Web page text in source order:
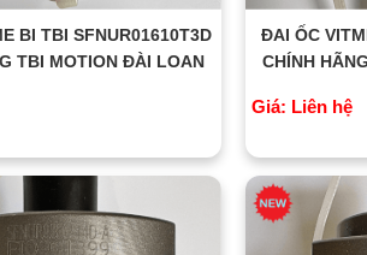
BI TBI SFNUR01610T3D
TBI MOTION ĐÀI LOAN
ĐAI ỐC
CHÍNH
Giá: Liên hệ